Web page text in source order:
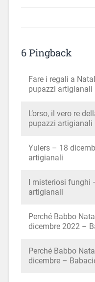
6 Pingback
Fare i regali a
pupazzi artigianali
L’orso, il vero re
pupazzi artigianali
Yulers – 18
artigianali
I misteriosi funghi
artigianali
Perché Babbo
dicembre 2022 –
Perché Babbo
dicembre –